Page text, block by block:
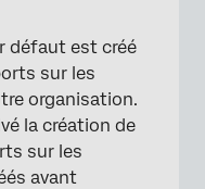
défaut est créé
sur les
organisation.
la création de
sur les
avant